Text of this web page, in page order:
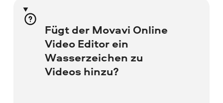
Fügt der Movavi Online
Video Editor ein
Wasserzeichen zu
Videos hinzu?